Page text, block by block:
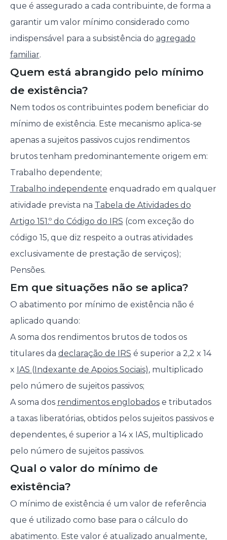
que é assegurado a cada contribuinte, de forma a
garantir um valor mínimo considerado como
indispensável para a subsistência do agregado
familiar.
Quem está abrangido pelo mínimo
de existência?
Nem todos os contribuintes podem beneficiar do
mínimo de existência. Este mecanismo aplica-se
apenas a sujeitos passivos cujos rendimentos
brutos tenham predominantemente origem em:
Trabalho dependente;
Trabalho independente enquadrado em qualquer
atividade prevista na Tabela de Atividades do
Artigo 151.º do Código do IRS (com exceção do
código 15, que diz respeito a outras atividades
exclusivamente de prestação de serviços);
Pensões.
Em que situações não se aplica?
O abatimento por mínimo de existência não é
aplicado quando:
A soma dos rendimentos brutos de todos os
titulares da declaração de IRS é superior a 2,2 x 14
x IAS (Indexante de Apoios Sociais), multiplicado
pelo número de sujeitos passivos;
A soma dos rendimentos englobadose tributados
a taxas liberatórias, obtidos pelos sujeitos passivos e
dependentes, é superior a 14 x IAS, multiplicado
pelo número de sujeitos passivos.
Qual o valor do mínimo de
existência?
O mínimo de existência é um valor de referência
que é utilizado como base para o cálculo do
abatimento. Este valor é atualizado anualmente,